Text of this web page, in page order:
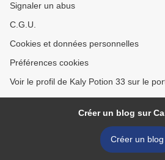
Signaler un abus
C.G.U.
Cookies et données personnelles
Préférences cookies
Voir le profil de Kaly Potion 33 sur le
Créer un blog sur
Créer un blog